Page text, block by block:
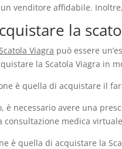
venditore affidabile.
la
Scatola Viagra può essere
la Scatola Viagra in
è quella di acquistare il
è necessario avere una
consultazione medica
è quella di acquistare la